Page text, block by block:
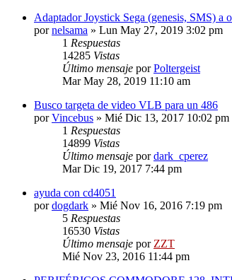
Adaptador Joystick Sega (genesis, SMS) a
pornelsama » Lun May 27, 2019 3:02 pm
1 Respuestas
14285 Vistas
Último mensaje porPoltergeist
Mar May 28, 2019 11:10 am
Busco targeta de video VLB para un 486
porVincebus » Mié Dic 13, 2017 10:02 pm
1 Respuestas
14899 Vistas
Último mensaje pordark_cperez
Mar Dic 19, 2017 7:44 pm
ayuda con cd4051
pordogdark » Mié Nov 16, 2016 7:19 pm
5 Respuestas
16530 Vistas
Último mensaje por ZZT
Mié Nov 23, 2016 11:44 pm